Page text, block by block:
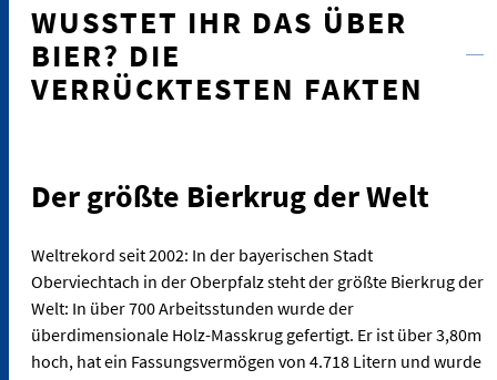
WUSSTET IHR DAS ÜBER
BIER? DIE
VERRÜCKTESTEN FAKTEN
Der größte Bierkrug der Welt
Weltrekord seit 2002: In der bayerischen Stadt
Oberviechtach in der Oberpfalz steht der größte Bierkrug der
Welt: In über 700 Arbeitsstunden wurde der
überdimensionale Holz-Masskrug gefertigt. Er ist über 3,80m
hoch, hat ein Fassungsvermögen von 4.718 Litern und wurde